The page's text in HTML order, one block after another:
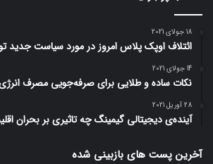
18 جولای 2021
ائتلاف اوپک پلاس امروز در مورد سیاست جدید
14 جولای 2021
نکات ساده و طلایی برای صرفه‌جویی مصرف
28 آوریل 2021
آینده‌ی دیجیتالی گیمینگ چه تاثیری بر بحران
آخرین پست های بازبینی شده